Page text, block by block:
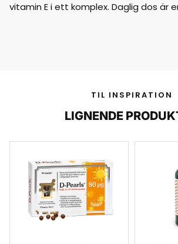
vitamin E i ett komplex. Daglig dos är
TIL INSPIRATION
LIGNENDE